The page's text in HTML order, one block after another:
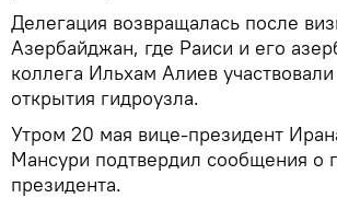
Делегация возвращалась после
Азербайджан, где Раиси и его
коллега Ильхам Алиев
открытия гидроузла.
Утром 20 мая вице-президент
Мансури подтвердил сообщения о
президента.